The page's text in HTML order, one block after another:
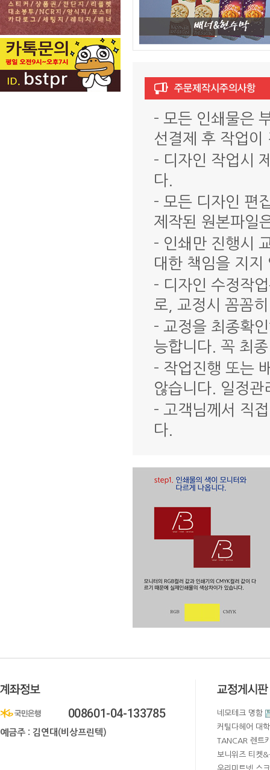
- 모든 인쇄물은
선결제 후 작업이
- 디자인 작업시
다.
- 모든 디자인 편
제작된 원본파일
- 인쇄만 진행시
대한 책임을 지지
- 디자인 수정작
로, 교정시 꼼꼼
- 교정을 최종확
능합니다. 꼭 최
- 작업진행 또는
않습니다. 일정관
- 고객님께서 직
다.
008601-04-133785
예금주 : 김연대(비상프린텍)
네모테크 명함
커틸다헤어 대
TANCAR 렌트
보니위즈 티켓
우리미트넷 스